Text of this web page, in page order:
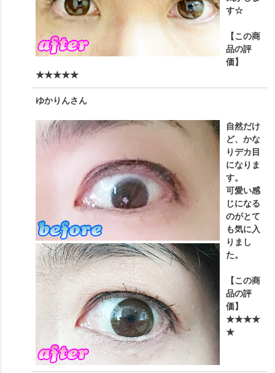
す☆
【この商
品の評
価】
★★★★★
ゆかりんさん
自然だけ
ど、かな
りデカ目
になりま
す。
可愛い感
じになる
のがとて
も気に入
りまし
た。
【この商
品の評
価】
★★★★
★